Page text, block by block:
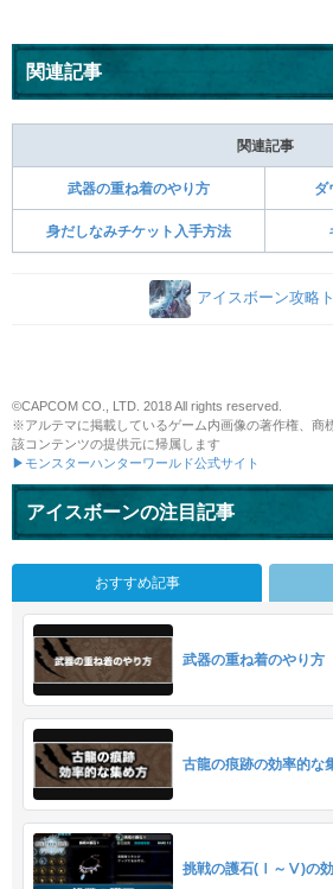
関連記事
関連記事
武器の重ね着のやり方 ダ
身だしなみチケット入手方法
アイスボーン攻略
©CAPCOM CO., LTD. 2018 All rights reserved.
※アルテマに掲載しているゲーム内画像の著作権、商
該コンテンツの提供元に帰属します
▶モンスターハンターワールド公式サイト
アイスボーンの注目記事
おすすめ記事
武器の重ね着のやり方
古龍の痕跡の効率的な
挑戦の護石(Ⅰ～Ⅴ)の